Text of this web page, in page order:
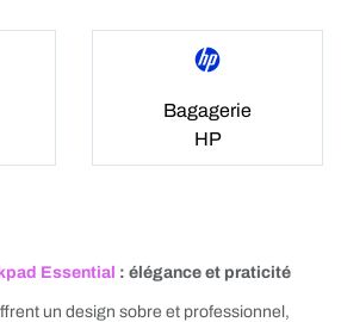
Bagagerie
HP
Essential : élégance et praticité
un design sobre et professionnel,